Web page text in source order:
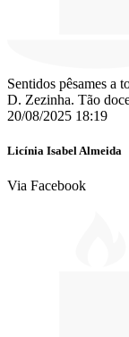
Sentidos pêsames a
D. Zezinha. Tão
20/08/2025 18:19
Licínia Isabel Almeida
Via Facebook